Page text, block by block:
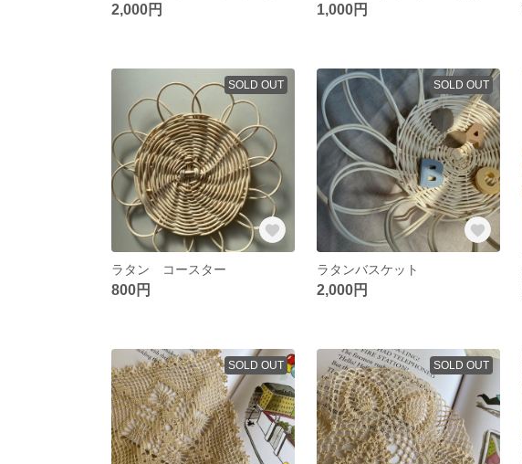
2,000円 1,000円
SOLD OUT
ラタン コースター
800円
SOLD OUT
ラタンバスケット
2,000円
SOLD OUT SOLD OUT